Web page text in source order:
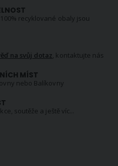
recyklované obaly jsou
na svůj dotaz, kontaktujte nás
MÍST
nebo Balíkovny
soutěže a ještě víc...